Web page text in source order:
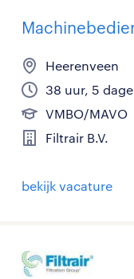
Heerenveen
38 uur, 5
VMBO/MAVO
Filtrair B.V.
bekijk vacature